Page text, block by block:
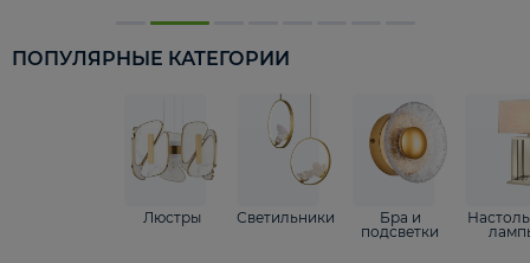
ПОПУЛЯРНЫЕ КАТЕГОРИИ
Люстры Светильники
Бра и
подсветки